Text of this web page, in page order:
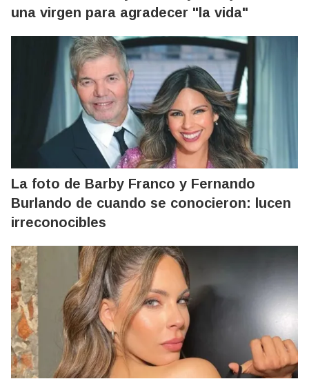
una virgen para agradecer "la vida"
La foto de Barby Franco y Fernando
Burlando de cuando se conocieron: lucen
irreconocibles